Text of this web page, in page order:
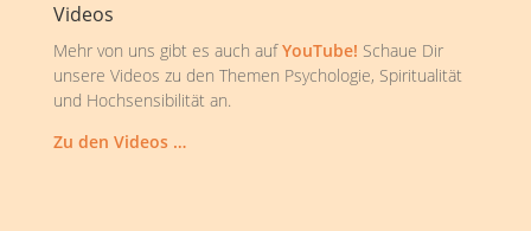
Videos
Mehr von uns gibt es auch aufYouTube! Schaue Dir
unsere Videos zu den Themen Psychologie, Spiritualität
und Hochsensibilität an.
Zu den Videos …